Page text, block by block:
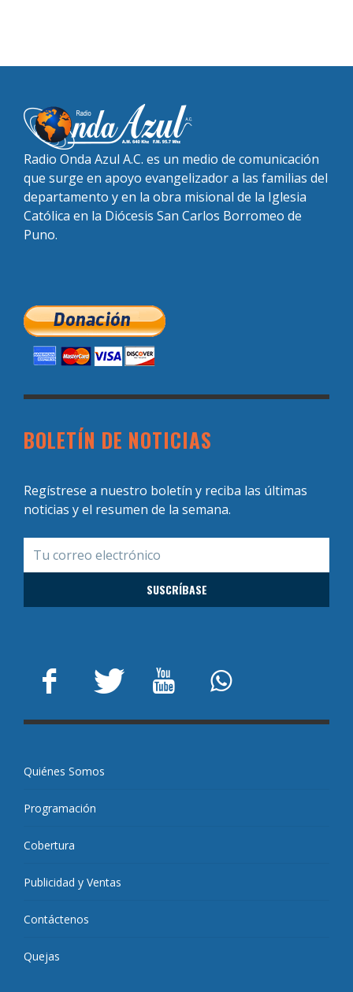
Radio Onda Azul A.C. es un medio de comunicación
que surge en apoyo evangelizador a las familias del
departamento y en la obra misional de la Iglesia
Católica en la Diócesis San Carlos Borromeo de
Puno.
BOLETÍN DE NOTICIAS
Regístrese a nuestro boletín y reciba las últimas
noticias y el resumen de la semana.
Quiénes Somos
Programación
Cobertura
Publicidad y Ventas
Contáctenos
Quejas